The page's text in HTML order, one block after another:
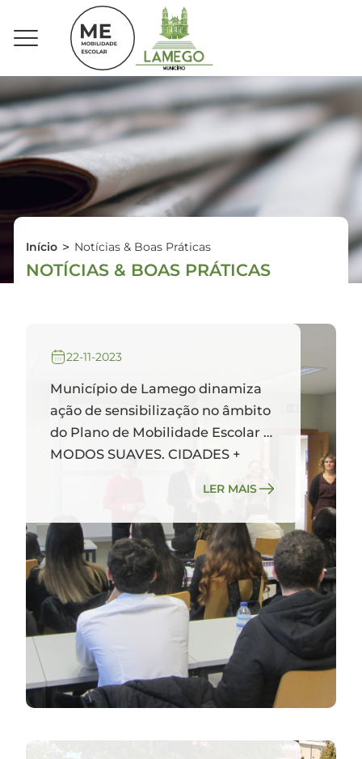
Início > Notícias & Boas Práticas
NOTÍCIAS & BOAS PRÁTICAS
22-11-2023
Município de Lamego dinamiza
ação de sensibilização no âmbito
do Plano de Mobilidade Escolar -
MODOS SUAVES, CIDADES +
LER MAIS